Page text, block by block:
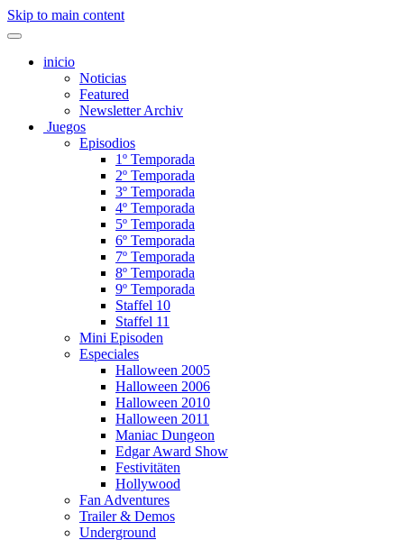
Skip to main content
inicio
Noticias
Featured
Newsletter Archiv
Juegos
Episodios
1º Temporada
2º Temporada
3º Temporada
4º Temporada
5º Temporada
6º Temporada
7º Temporada
8º Temporada
9º Temporada
Staffel 10
Staffel 11
Mini Episoden
Especiales
Halloween 2005
Halloween 2006
Halloween 2010
Halloween 2011
Maniac Dungeon
Edgar Award Show
Festivitäten
Hollywood
Fan Adventures
Trailer & Demos
Underground